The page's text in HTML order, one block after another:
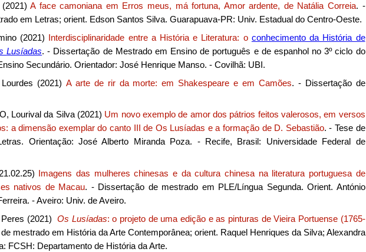
(2021)A face camoniana em Erros meus, má fortuna, Amor ardente, de Natália Correia. -
em Letras; orient. Edson Santos Silva. Guarapuava-PR: Univ. Estadual do Centro-Oeste.
(2021) Interdisciplinaridade entre a História e Literatura: o conhecimento da História de
Lusíadas. - Dissertação de Mestrado em Ensino de português e de espanhol no 3º ciclo do
Secundário. Orientador: José Henrique Manso. - Covilhã: UBI.
(2021) A arte de rir da morte: em Shakespeare e em Camões. - Dissertação de
Lourival da Silva (2021) Um novo exemplo de amor dos pátrios feitos valerosos, em versos
a dimensão exemplar do canto III de Os Lusíadas e a formação de D. Sebastião. - Tese de
Orientação: José Alberto Miranda Poza. - Recife, Brasil: Universidade Federal de
Imagens das mulheres chinesas e da cultura chinesa na literatura portuguesa de
nativos de Macau. - Dissertação de mestrado em PLE/Língua Segunda. Orient. António
- Aveiro: Univ. de Aveiro.
(2021) Os Lusíadas: o projeto de uma edição e as pinturas de Vieira Portuense (1765-
mestrado em História da Arte Contemporânea; orient. Raquel Henriques da Silva; Alexandra
FCSH: Departamento de História da Arte.